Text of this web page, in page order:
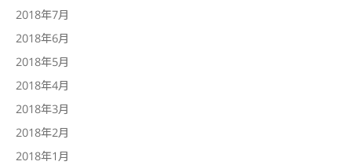
2018年7月
2018年6月
2018年5月
2018年4月
2018年3月
2018年2月
2018年1月